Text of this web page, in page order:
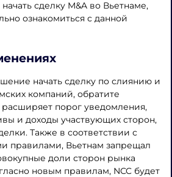
сделку M&A во Вьетнаме,
ознакомиться с данной
начать сделку по слиянию и
компаний, обратите
расширяет порог уведомления,
и доходы участвующих сторон,
Также в соответствии с
правилами, Вьетнам запрещал
доли сторон рынка
новым правилам, NCC будет